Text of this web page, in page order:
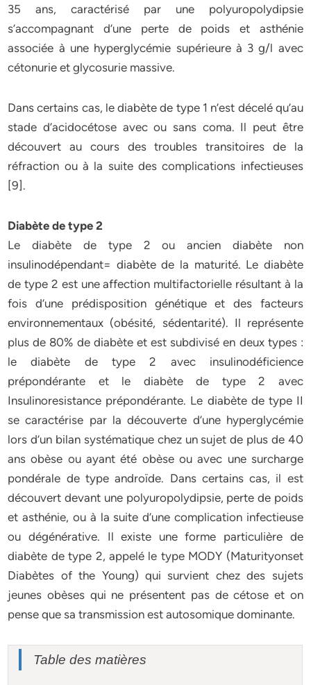
35 ans, caractérisé par une polyuropolydipsie
s’accompagnant d’une perte de poids et asthénie
associée à une hyperglycémie supérieure à 3 g/l avec
cétonurie et glycosurie massive.
Dans certains cas, le diabète de type 1 n’est décelé qu’au
stade d’acidocétose avec ou sans coma. Il peut être
découvert au cours des troubles transitoires de la
réfraction ou à la suite des complications infectieuses
[9].
Diabète de type 2
Le diabète de type 2 ou ancien diabète non
insulinodépendant= diabète de la maturité. Le diabète
de type 2 est une affection multifactorielle résultant à la
fois d’une prédisposition génétique et des facteurs
environnementaux (obésité, sédentarité). Il représente
plus de 80% de diabète et est subdivisé en deux types :
le diabète de type 2 avec insulinodéficience
prépondérante et le diabète de type 2 avec
Insulinoresistance prépondérante. Le diabète de type II
se caractérise par la découverte d’une hyperglycémie
lors d’un bilan systématique chez un sujet de plus de 40
ans obèse ou ayant été obèse ou avec une surcharge
pondérale de type androïde. Dans certains cas, il est
découvert devant une polyuropolydipsie, perte de poids
et asthénie, ou à la suite d’une complication infectieuse
ou dégénérative. Il existe une forme particulière de
diabète de type 2, appelé le type MODY (Maturityonset
Diabètes of the Young) qui survient chez des sujets
jeunes obèses qui ne présentent pas de cétose et on
pense que sa transmission est autosomique dominante.
Table des matières